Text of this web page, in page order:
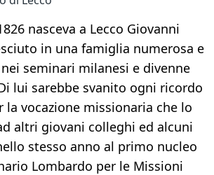
nasceva a Lecco Giovanni
in una famiglia numerosa e
seminari milanesi e divenne
lui sarebbe svanito ogni ricordo
la vocazione missionaria che lo
altri giovani colleghi ed alcuni
stesso anno al primo nucleo
Lombardo per le Missioni